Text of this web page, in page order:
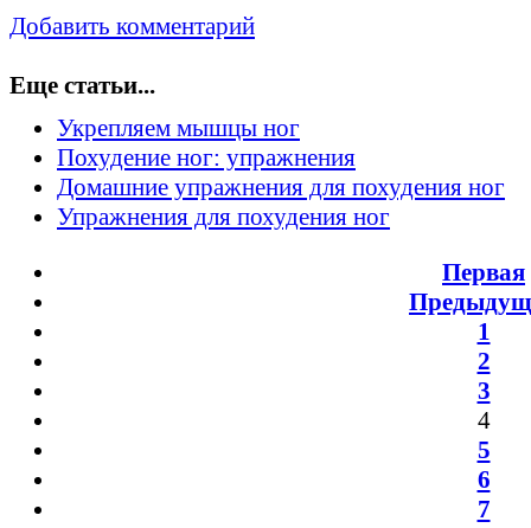
Добавить комментарий
Еще статьи...
Укрепляем мышцы ног
Похудение ног: упражнения
Домашние упражнения для похудения ног
Упражнения для похудения ног
Первая
1
2
3
4
5
6
7